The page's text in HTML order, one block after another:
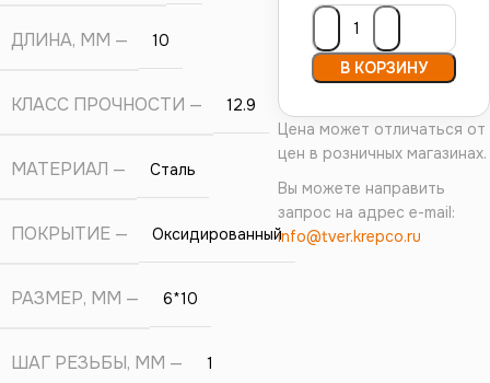
В КОРЗИНУ
Цена может отличаться от
цен в розничных магазинах.
Вы можете направить
запрос на адрес e-mail:
info@tver.krepco.ru
ДЛИНА, ММ 10
КЛАСС ПРОЧНОСТИ 12.9
МАТЕРИАЛ Сталь
ПОКРЫТИЕ Оксидированный
РАЗМЕР, ММ 6*10
ШАГ РЕЗЬБЫ, ММ 1